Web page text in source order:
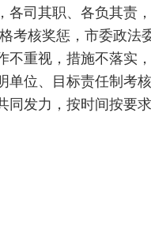
各司其职、各负其责
考核奖惩，市委政法
不重视，措施不落实
单位、目标责任制考
同发力，按时间按要